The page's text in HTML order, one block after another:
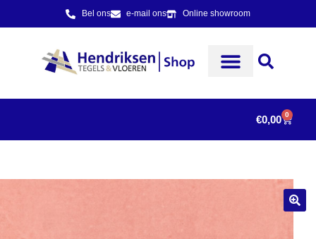
Bel ons e-mail ons Online showroom
€0,00 0